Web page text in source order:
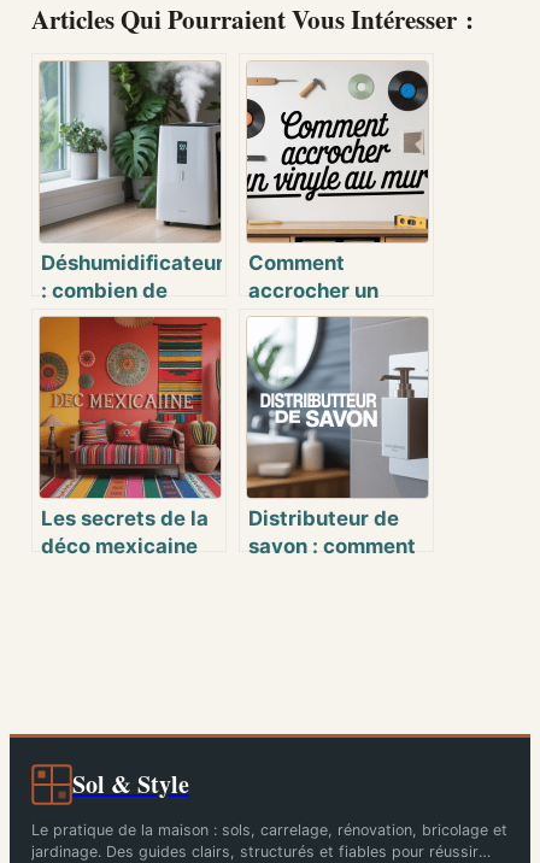
Articles Qui Pourraient Vous Intéresser :
Déshumidificateur
: combien de
temps l’utiliser
chaque jour pour
un air sain
Comment
accrocher un
vinyle au mur
sans l’abîmer :
méthodes et
idées originales
Les secrets de la
déco mexicaine
Distributeur de
savon : comment
Sol & Style
Le pratique de la maison : sols, carrelage, rénovation, bricolage et
jardinage. Des guides clairs, structurés et fiables pour réussir